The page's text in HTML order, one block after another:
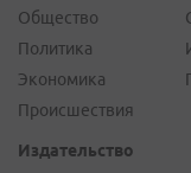
Общество
Политика
Экономика
Происшествия
Издательство